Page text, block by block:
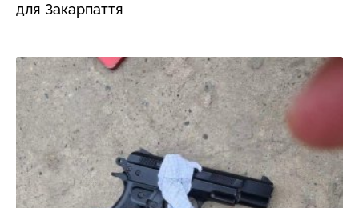
для Закарпаття